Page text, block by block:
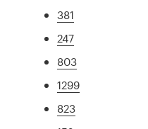
381
247
803
1299
823